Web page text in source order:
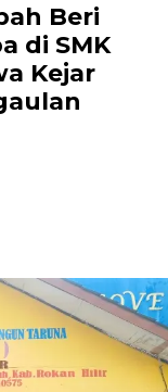
Beri
di SMK
Kejar